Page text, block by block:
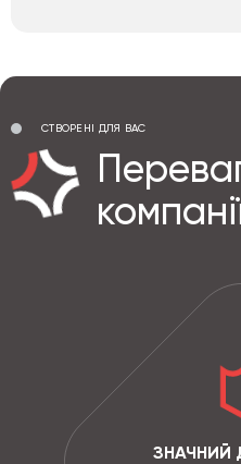
СТВОРЕНІ ДЛЯ ВАС
ЗНАЧНИЙ